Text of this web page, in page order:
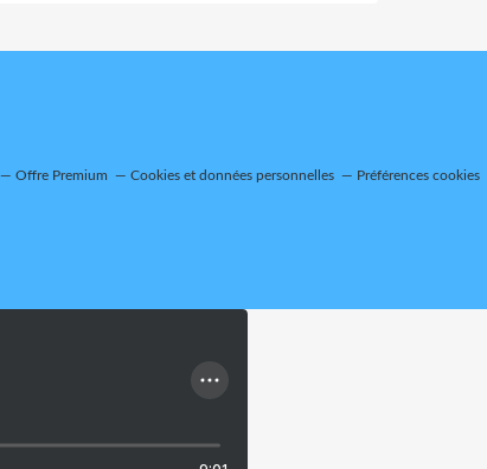
Offre Premium Cookies et données personnelles Préférences cookies